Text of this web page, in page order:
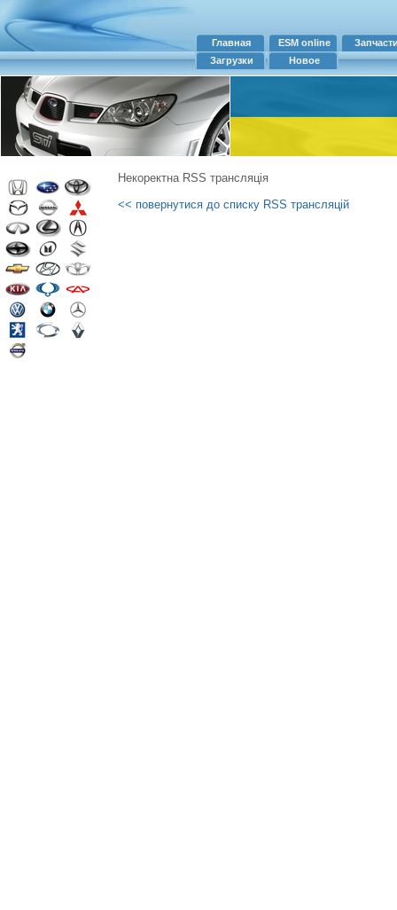
Главная ESM online
Загрузки
Новое
Некоректна RSS трансляція
<< повернутися до списку RSS трансляцій